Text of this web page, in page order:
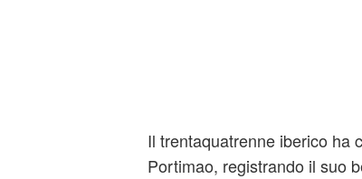
Il trentaquatrenne iberico ha
Portimao, registrando il suo